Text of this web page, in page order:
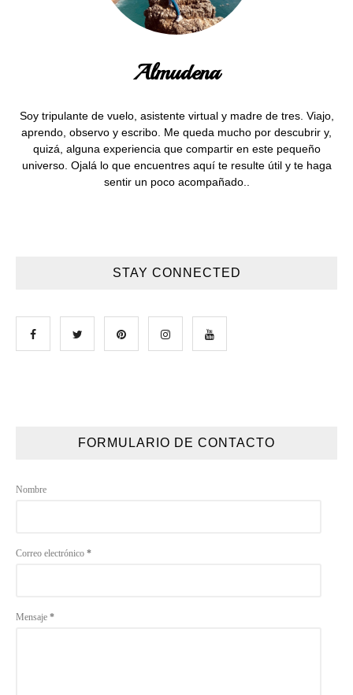
Almudena
Soy tripulante de vuelo, asistente virtual y madre de tres. Viajo,
aprendo, observo y escribo. Me queda mucho por descubrir y,
quizá, alguna experiencia que compartir en este pequeño
universo. Ojalá lo que encuentres aquí te resulte útil y te haga
sentir un poco acompañado..
STAY CONNECTED
FORMULARIO DE CONTACTO
Nombre
Correo electrónico *
Mensaje *